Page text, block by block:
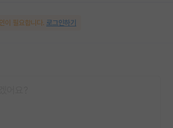
이 필요합니다. 로그인하기